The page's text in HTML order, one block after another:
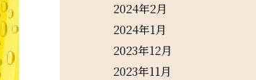
2024年2月
2024年1月
2023年12月
2023年11月